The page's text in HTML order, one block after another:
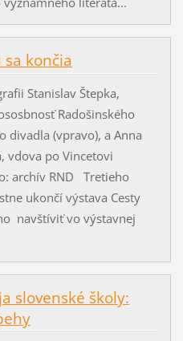
končia
Stanislav Štepka,
Radošinského
divadla (vpravo), a Anna
vdova po Vincetovi
archív RND Tretieho
ukončí výstava Cesty
navštíviť vo výstavnej
slovenské školy: